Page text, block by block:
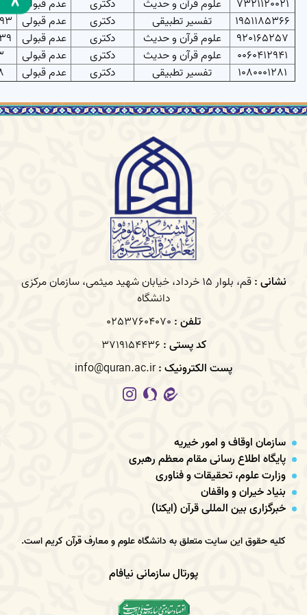
7321120021
علوم قرآن و حدیث دکتری عدم قبولی
1951185366
تفسیر تطبیقی دکتری عدم قبولی
920165257
علوم قرآن و حدیث دکتری عدم قبولی
0060412941
علوم قرآن و حدیث دکتری عدم قبولی
1080001281
تفسیر تطبیقی دکتری عدم قبولی
نشانی :
قم، بلوار 15 خرداد، خیابان شهید میثمی، سازمان مرکزی
دانشگاه
تلفن : 02537604070
کد پستی : 3719154436
پست الکترونیک :info@quran.ac.ir
سازمان اوقاف و امور خیریه
پایگاه اطلاع رسانی مقام معظم رهبری
وزارت علوم، تحقیقات و فناوری
بنیاد خیران و واقفان
خبرگزاری بین المللی قرآن (ایکنا)
کلیه حقوق این سایت متعلق به دانشگاه علوم و معارف قرآن کریم است.
پورتال سازمانی نیافام